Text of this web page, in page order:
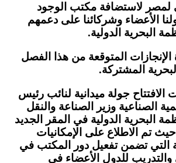
لمصر لاستضافة مكتب الوجود
الأعضاء وشركائنا على دعمهم
البحرية الدولية.
المتوقعة من هذا الفصل
المشتركة.
جولة ميدانية لنائب رئيس
الصناعية وزير الصناعة والنقل
البحرية الدولية في المقر الجديد
تم الاطلاع على الإمكانيات
التي تضمن تفعيل دور المكتب في
والتدريب للدول الأعضاء في